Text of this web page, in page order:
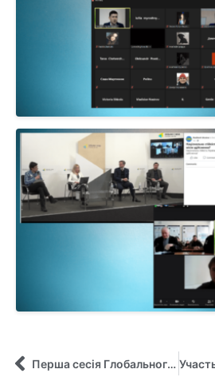
Перша сесія Глобального класу незабаром розпочнеться!